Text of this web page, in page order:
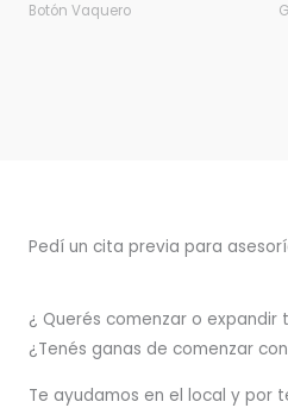
Botón Vaquero
Pedí un cita previa para
¿ Querés comenzar o expandir
¿Tenés ganas de comenzar
Te ayudamos en el local y por